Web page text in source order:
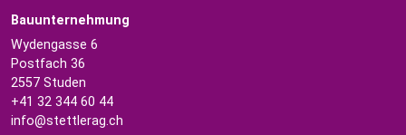
Bauunternehmung
Wydengasse 6
Postfach 36
2557 Studen
+41 32 344 60 44
info@stettlerag.ch